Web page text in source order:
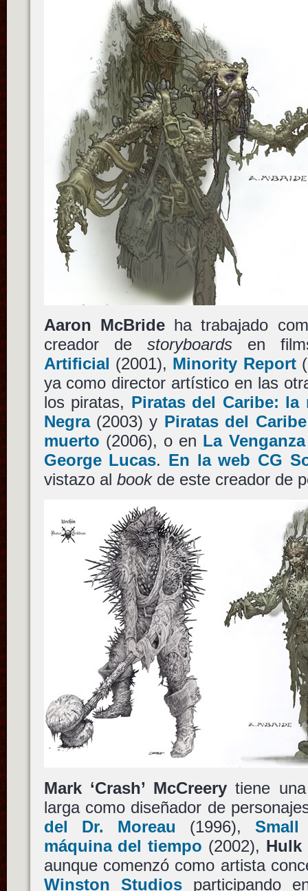
Aaron McBrideha trabajado
creador de storyboardsen
Artificial (2001), Minority Report
ya como director artístico en las
los piratas, Piratas del Caribe:
Negra(2003) y Piratas del
muerto (2006), o en La
George Lucas. En la web CG
vistazo al bookde este creador de
Mark ‘Crash’ McCreery tiene
larga como diseñador de
del Dr. Moreau (1996), Small
máquina del tiempo (2002), Hulk
aunque comenzó como artista
Winston Studiosparticipando